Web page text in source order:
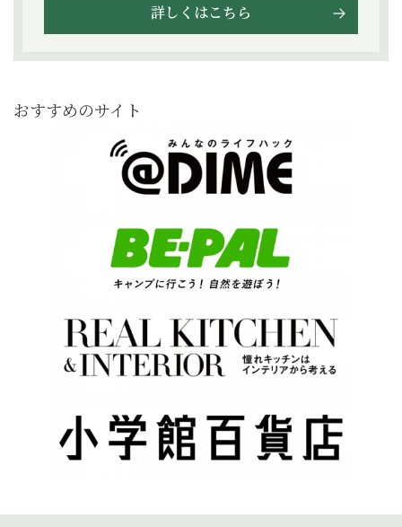
詳しくはこちら
おすすめのサイト